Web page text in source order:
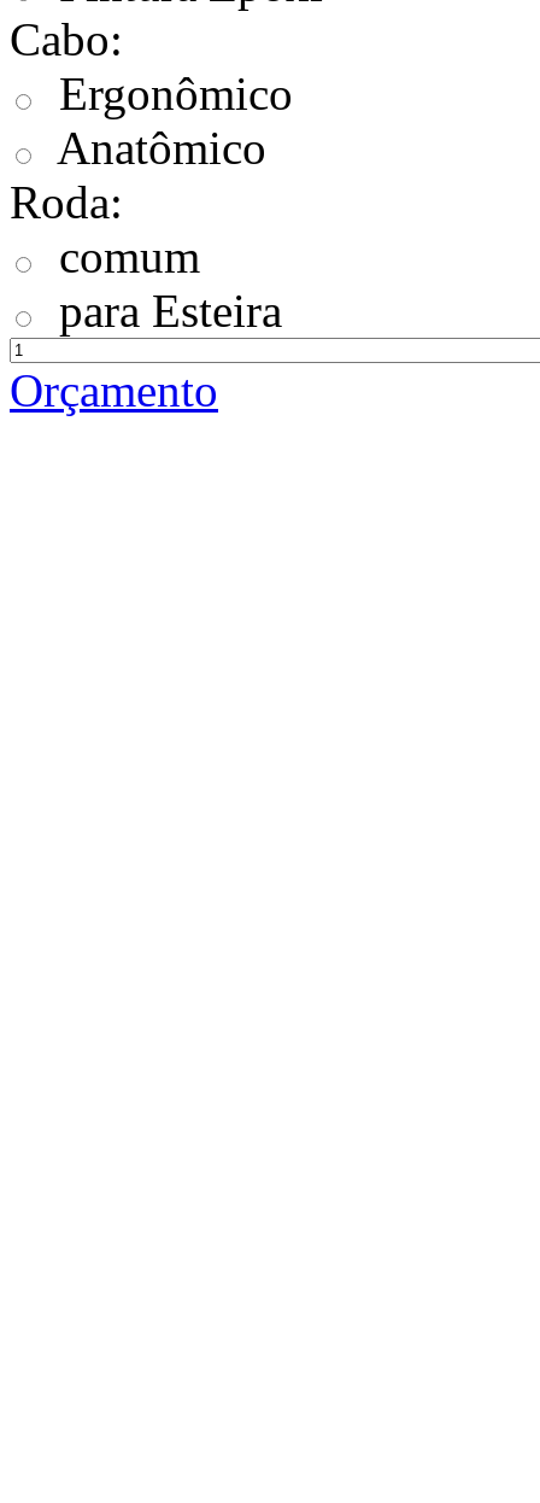
Cabo:
Ergonômico
Anatômico
Roda:
comum
para Esteira
Orçamento